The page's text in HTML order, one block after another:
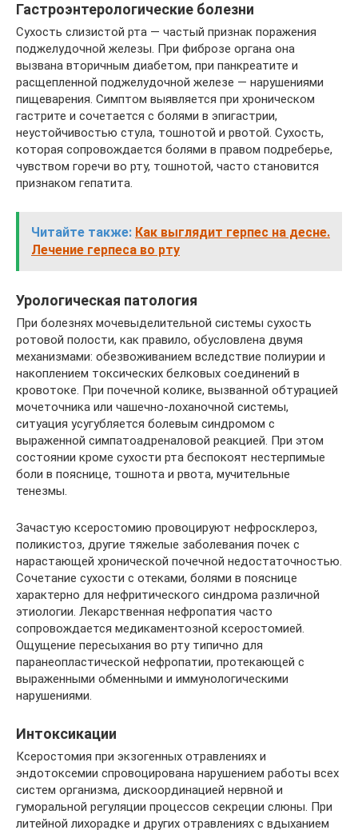
Гастроэнтерологические болезни
Сухость слизистой рта — частый признак поражения
поджелудочной железы. При фиброзе органа она
вызвана вторичным диабетом, при панкреатите и
расщепленной поджелудочной железе — нарушениями
пищеварения. Симптом выявляется при хроническом
гастрите и сочетается с болями в эпигастрии,
неустойчивостью стула, тошнотой и рвотой. Сухость,
которая сопровождается болями в правом подреберье,
чувством горечи во рту, тошнотой, часто становится
признаком гепатита.
Читайте также: Как выглядит герпес на десне.
Лечение герпеса во рту
Урологическая патология
При болезнях мочевыделительной системы сухость
ротовой полости, как правило, обусловлена двумя
механизмами: обезвоживанием вследствие полиурии и
накоплением токсических белковых соединений в
кровотоке. При почечной колике, вызванной обтурацией
мочеточника или чашечно-лоханочной системы,
ситуация усугубляется болевым синдромом с
выраженной симпатоадреналовой реакцией. При этом
состоянии кроме сухости рта беспокоят нестерпимые
боли в пояснице, тошнота и рвота, мучительные
тенезмы.
Зачастую ксеростомию провоцируют нефросклероз,
поликистоз, другие тяжелые заболевания почек с
нарастающей хронической почечной недостаточностью.
Сочетание сухости с отеками, болями в пояснице
характерно для нефритического синдрома различной
этиологии. Лекарственная нефропатия часто
сопровождается медикаментозной ксеростомией.
Ощущение пересыхания во рту типично для
паранеопластической нефропатии, протекающей с
выраженными обменными и иммунологическими
нарушениями.
Интоксикации
Ксеростомия при экзогенных отравлениях и
эндотоксемии спровоцирована нарушением работы всех
систем организма, дискоординацией нервной и
гуморальной регуляции процессов секреции слюны. При
литейной лихорадке и других отравлениях с вдыханием